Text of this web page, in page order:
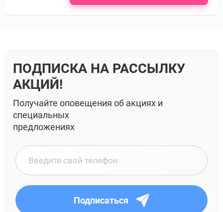
ПОДПИСКА НА РАССЫЛКУ
АКЦИЙ!
Получайте оповещения об акциях и
специальных
предложениях
Подписаться